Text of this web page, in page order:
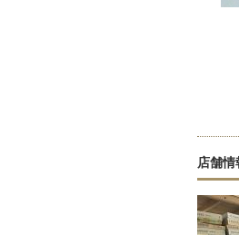
店舗情